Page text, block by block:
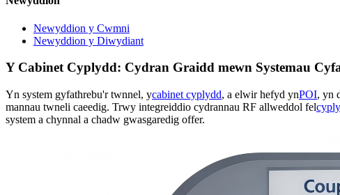
Newyddion y Cwmni
Newyddion y Diwydiant
Y Cabinet Cyplydd: Cydran Graidd mewn Systemau
Yn system gyfathrebu'r twnnel, ycabinet cyplydd, a elwir hefyd ynPOI, yn
mannau twneli caeedig. Trwy integreiddio cydrannau RF allweddol fel
system a chynnal a chadw gwasgaredig offer.